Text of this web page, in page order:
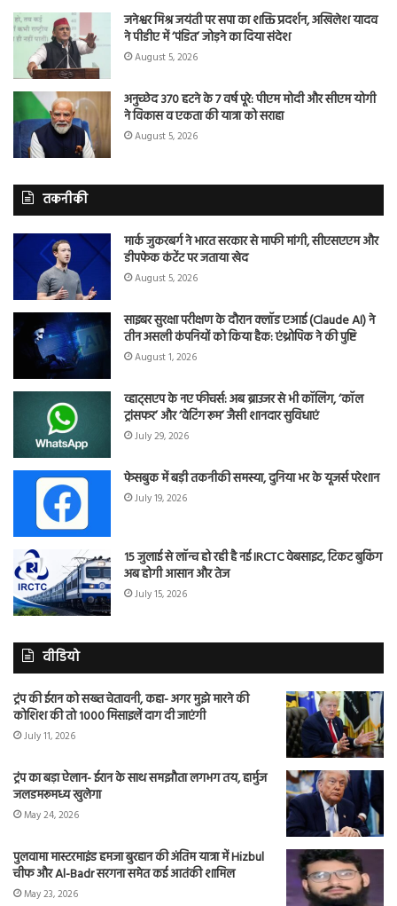
जनेश्वर मिश्र जयंती पर सपा का शक्ति प्रदर्शन, अखिलेश यादव
ने पीडीए में ‘पंडित’ जोड़ने का दिया संदेश
August 5, 2026
अनुच्छेद 370 हटने के 7 वर्ष पूरे: पीएम मोदी और सीएम योगी
ने विकास व एकता की यात्रा को सराहा
August 5, 2026
तकनीकी
मार्क जुकरबर्ग ने भारत सरकार से माफी मांगी, सीएसएएम और
डीपफेक कंटेंट पर जताया खेद
August 5, 2026
साइबर सुरक्षा परीक्षण के दौरान क्लॉड एआई (Claude AI) ने
तीन असली कंपनियों को किया हैक: एंथ्रोपिक ने की पुष्टि
August 1, 2026
व्हाट्सएप के नए फीचर्स: अब ब्राउजर से भी कॉलिंग, ‘कॉल
ट्रांसफर’ और ‘वेटिंग रूम’ जैसी शानदार सुविधाएं
July 29, 2026
फेसबुक में बड़ी तकनीकी समस्या, दुनिया भर के यूजर्स परेशान
July 19, 2026
15 जुलाई से लॉन्च हो रही है नई IRCTC वेबसाइट, टिकट बुकिंग
अब होगी आसान और तेज
July 15, 2026
वीडियो
ट्रंप की ईरान को सख्त चेतावनी, कहा- अगर मुझे मारने की
कोशिश की तो 1000 मिसाइलें दाग दी जाएंगी
July 11, 2026
ट्रंप का बड़ा ऐलान- ईरान के साथ समझौता लगभग तय, हार्मुज
जलडमरूमध्य खुलेगा
May 24, 2026
पुलवामा मास्टरमाइंड हमजा बुरहान की अंतिम यात्रा में Hizbul
चीफ और Al-Badr सरगना समेत कई आतंकी शामिल
May 23, 2026